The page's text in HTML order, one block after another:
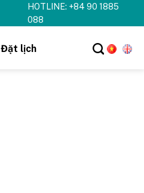
HOTLINE: +84 90 1885
088
Đặt lịch